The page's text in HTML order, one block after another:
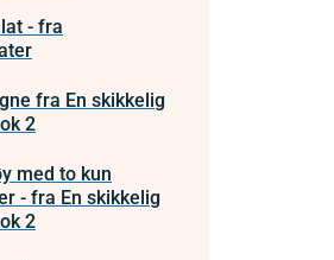
- fra
fra En skikkelig
2
med to kun
- fra En skikkelig
2